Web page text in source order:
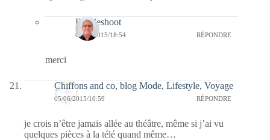
Bernieshoot
06/06/2015/18:54 RÉPONDRE
merci
Chiffons and co, blog Mode, Lifestyle, Voyage
05/06/2015/10:59 RÉPONDRE
je crois n’être jamais allée au théâtre, même si j’ai vu
quelques pièces à la télé quand même…